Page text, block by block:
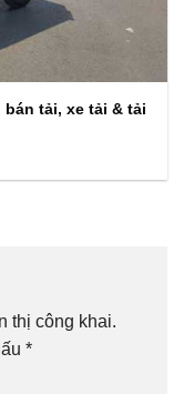
tải, xe tải & tải
thị công khai.
*